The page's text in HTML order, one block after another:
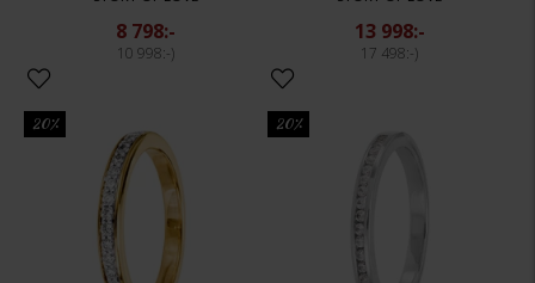
8 798:-
10 998:-
13 998:-
17 498:-
20% 20%